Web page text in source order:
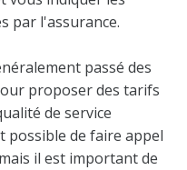
par l'assurance.
passé des
proposer des tarifs
de service
possible de faire appel
il est important de